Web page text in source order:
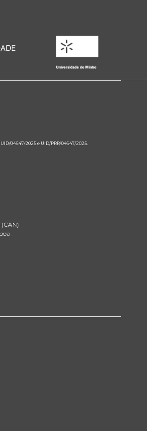
04647/2025 e UID/PRR/04647/2025.